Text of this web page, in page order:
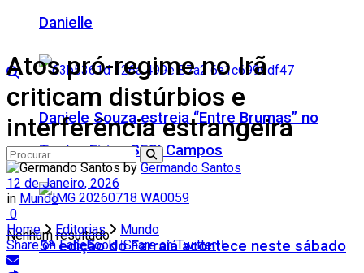
Danielle
Daniele Souza estreia “Entre Brumas” no
Teatro Firjan SESI Campos
5ª edição do Farraiá acontece neste sábado
Nenhum resultado
Atos pró-regime no Irã
criticam distúrbios e
interferência estrangeira
by Germando Santos
12 de Janeiro, 2026
in Mundo
0
Home
Editorias
Mundo
Share on Facebook Share on Twitter